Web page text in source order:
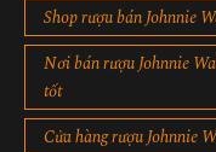
Shop rượu bán Johnnie
Nơi bán rượu Johnnie
tốt
Cửa hàng rượu Johnnie